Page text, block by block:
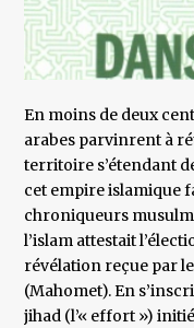
En moins de deux
arabes parvinrent à
territoire s’étendant
cet empire islamique
chroniqueurs
l’islam attestait
révélation reçue par
(Mahomet). En
jihad (l’« effort »)